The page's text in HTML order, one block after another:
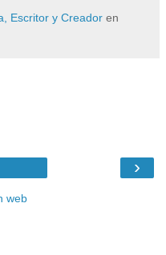
Escritor y Creador en
›
web